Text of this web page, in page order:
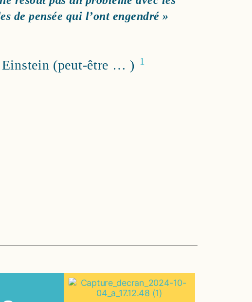
de pensée qui l’ont engendré »
Einstein (peut-être … ) 1